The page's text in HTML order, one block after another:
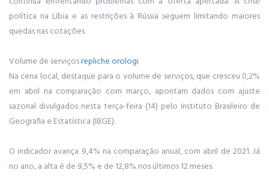
política na Líbia e as restrições à Rússia seguem limitando maiores
quedas nas cotações.
Volume de serviçosrepliche orologi
Na cena local, destaque para o volume de serviços, que cresceu 0,2%
em abril na comparação com março, apontam dados com ajuste
sazonal divulgados nesta terça-feira (14) pelo Instituto Brasileiro de
Geografia e Estatística (IBGE).
O indicador avança 9,4% na comparação anual, com abril de 2021. Já
no ano, a alta é de 9,5% e de 12,8% nos últimos 12 meses.